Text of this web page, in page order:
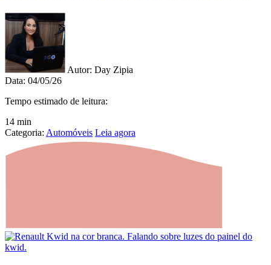
Autor: Day Zipia
Data: 04/05/26
Tempo estimado de leitura:
14 min
Categoria: Automóveis Leia agora